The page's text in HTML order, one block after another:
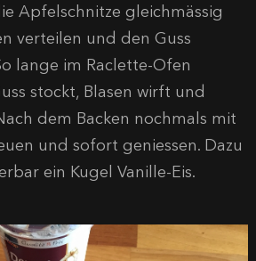
Apfelschnitze gleichmässig
verteilen und den Guss
lange im Raclette-Ofen
stockt, Blasen wirft und
dem Backen nochmals mit
und sofort geniessen. Dazu
ein Kugel Vanille-Eis.